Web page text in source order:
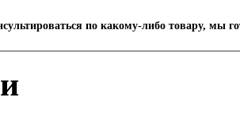
по какому-либо товару, мы